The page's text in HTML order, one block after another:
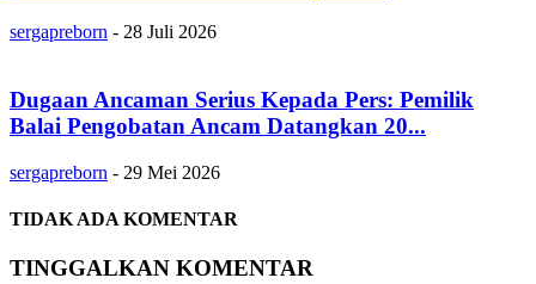
sergapreborn - 28 Juli 2026
Dugaan Ancaman Serius Kepada Pers: Pemilik
Balai Pengobatan Ancam Datangkan 20...
sergapreborn - 29 Mei 2026
TIDAK ADA KOMENTAR
TINGGALKAN KOMENTAR